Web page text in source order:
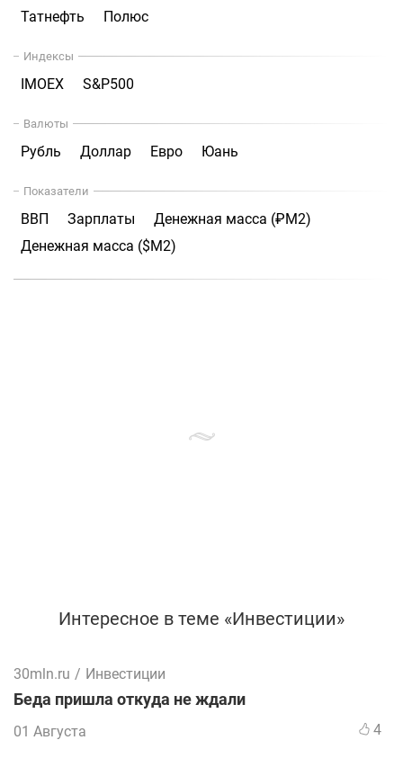
Татнефть
Полюс
Индексы
IMOEX S&P500
Валюты
Рубль Доллар Евро Юань
Показатели
ВВП Зарплаты
Денежная масса (₽М2)
Денежная масса ($М2)
Интересное в теме «Инвестиции»
30mln.ru / Инвестиции
Беда пришла откуда не ждали
01 Августа 4